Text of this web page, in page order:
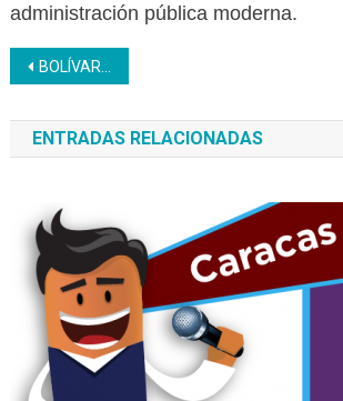
administración pública moderna.
Navegación
de
entradas
BOLÍVAR | Profesionales de la peluquería se certifican con éxito en el Inces Bolívar
ENTRADAS RELACIONADAS